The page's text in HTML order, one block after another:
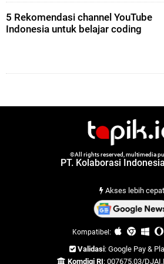
5 Rekomendasi channel YouTube
Indonesia untuk belajar coding
©All rights reserved, multimedia
PT. Kolaborasi
Akses lebih cepat
Kompatibel:
Validasi: Google Pay &
Komdigi RI: 007675.03/